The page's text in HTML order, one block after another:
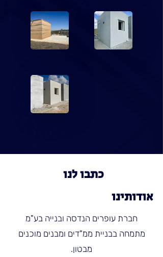
כתבו לנו
אודותינו
חברת עופרים הנדסה ובנייה בע"מ
מתמחה בבניית ממ"דים ומבנים מוכנים
מבטון.